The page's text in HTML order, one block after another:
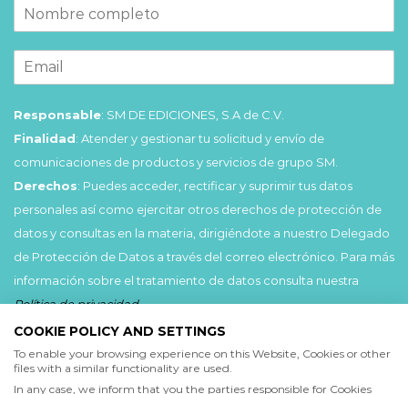
Responsable: SM DE EDICIONES, S.A de C.V.
Finalidad: Atender y gestionar tu solicitud y envío de
comunicaciones de productos y servicios de grupo SM.
Derechos: Puedes acceder, rectificar y suprimir tus datos
personales así como ejercitar otros derechos de protección de
datos y consultas en la materia, dirigiéndote a nuestro Delegado
de Protección de Datos a través del correo electrónico. Para más
información sobre el tratamiento de datos consulta nuestra
Política de privacidad.
He leído y acepto lasCondiciones de uso
COOKIE POLICY AND SETTINGS
To enable your browsing experience on this Website, Cookies or other
files with a similar functionality are used.
In any case, we inform that you the parties responsible for Cookies